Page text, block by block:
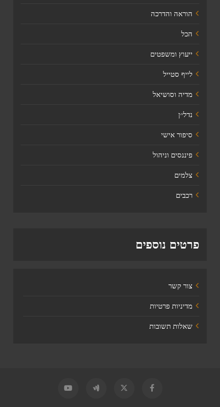
הוראה והדרכה
הכל
ייעוץ ומשפטים
לייף סטייל
מדיה וסושיאל
נדל׳׳ן
סיפור אישי
פיננסים וניהול
צלמים
רכבים
פרטים נוספים
צור קשר
מדיניות פרטיות
שאלות תשובות